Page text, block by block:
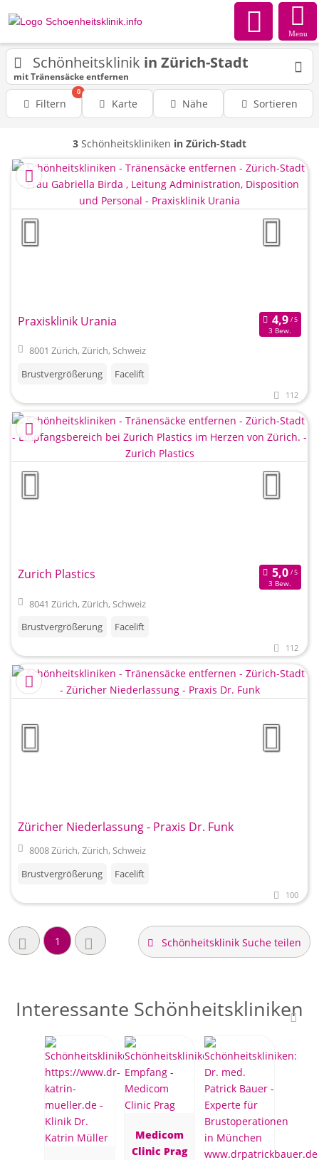
Menu
Schönheitsklinik in Zürich-Stadt
mit Tränensäcke entfernen
Filtern
0
Karte Nähe Sortieren
3 Schönheitskliniken in Zürich-Stadt
Praxisklinik Urania
3 Bew.
8001 Zürich, Zürich, Schweiz
Brustvergrößerung
Facelift
112
Zurich Plastics
3 Bew.
8041 Zürich, Zürich, Schweiz
Brustvergrößerung
Facelift
112
Züricher Niederlassung - Praxis Dr. Funk
8008 Zürich, Zürich, Schweiz
Brustvergrößerung
Facelift
100
1 Schönheitsklinik Suche teilen
Interessante Schönheitskliniken
Medicom
Clinic Prag